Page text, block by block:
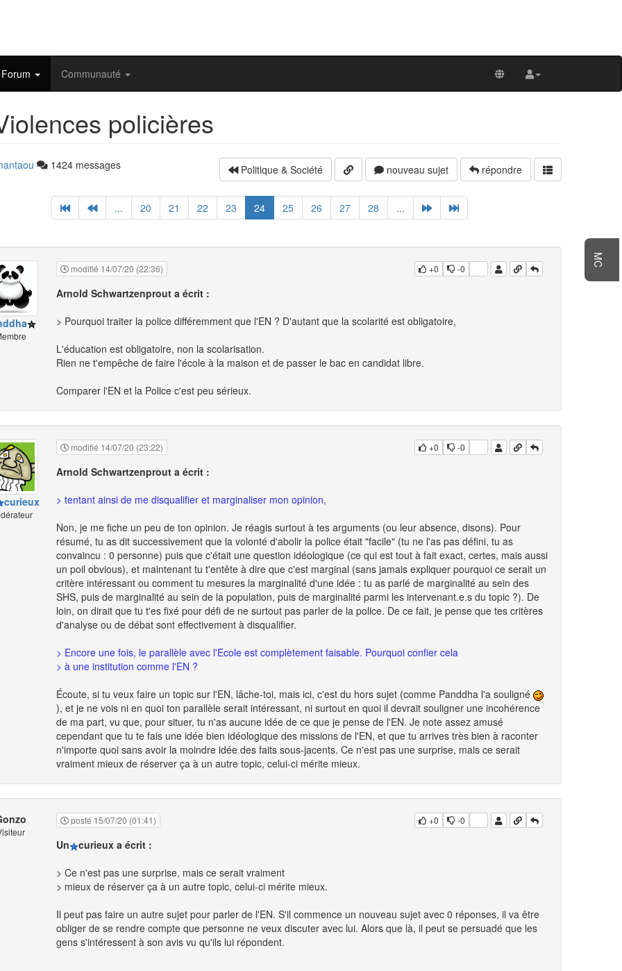
Forum Communauté
policières
1424 messages Politique & Société nouveau sujet répondre
... 20 21 22 23 24 25 26 27 28 ...
modifié 14/07/20 (22:36) +0 -0
Arnold Schwartzenprout a écrit :
> Pourquoi traiter la police différemment que l'EN ? D'autant que la scolarité est obligatoire,
L'éducation est obligatoire, non la scolarisation.
Rien ne t'empêche de faire l'école à la maison et de passer le bac en candidat libre.
Comparer l'EN et la Police c'est peu sérieux.
curieux
modifié 14/07/20 (23:22) +0 -0
Arnold Schwartzenprout a écrit :
> tentant ainsi de me disqualifier et marginaliser mon opinion,
Non, je me fiche un peu de ton opinion. Je réagis surtout à tes arguments (ou leur absence, disons). Pour
résumé, tu as dit successivement que la volonté d'abolir la police était "facile" (tu ne l'as pas défini, tu as
convaincu : 0 personne) puis que c'était une question idéologique (ce qui est tout à fait exact, certes, mais aussi
un poil obvious), et maintenant tu t'entête à dire que c'est marginal (sans jamais expliquer pourquoi ce serait un
critère intéressant ou comment tu mesures la marginalité d'une idée : tu as parlé de marginalité au sein des
SHS, puis de marginalité au sein de la population, puis de marginalité parmi les intervenant.e.s du topic ?). De
loin, on dirait que tu t'es fixé pour défi de ne surtout pas parler de la police. De ce fait, je pense que tes critères
d'analyse ou de débat sont effectivement à disqualifier.
> Encore une fois, le parallèle avec l'Ecole est complètement faisable. Pourquoi confier cela
> à une institution comme l'EN ?
Écoute, si tu veux faire un topic sur l'EN, lâche-toi, mais ici, c'est du hors sujet (comme Panddha l'a souligné
), et je ne vois ni en quoi ton parallèle serait intéressant, ni surtout en quoi il devrait souligner une incohérence
de ma part, vu que, pour situer, tu n'as aucune idée de ce que je pense de l'EN. Je note assez amusé
cependant que tu te fais une idée bien idéologique des missions de l'EN, et que tu arrives très bien à raconter
n'importe quoi sans avoir la moindre idée des faits sous-jacents. Ce n'est pas une surprise, mais ce serait
vraiment mieux de réserver ça à un autre topic, celui-ci mérite mieux.
posté 15/07/20 (01:41) +0 -0
Un
curieux a écrit :
> Ce n'est pas une surprise, mais ce serait vraiment
> mieux de réserver ça à un autre topic, celui-ci mérite mieux.
Il peut pas faire un autre sujet pour parler de l'EN. S'il commence un nouveau sujet avec 0 réponses, il va être
obliger de se rendre compte que personne ne veux discuter avec lui. Alors que là, il peut se persuadé que les
gens s'intéressent à son avis vu qu'ils lui répondent.
MC